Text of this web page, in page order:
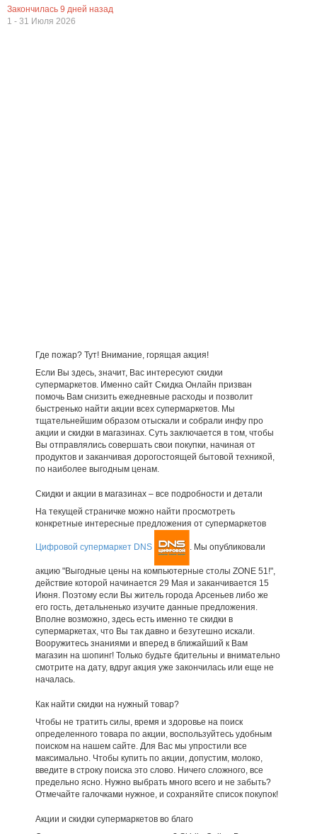
Закончилась 9 дней назад
1 - 31 Июля 2026
Где пожар? Тут! Внимание, горящая акция!
Если Вы здесь, значит, Вас интересуют скидки
супермаркетов. Именно сайт Скидка Онлайн призван
помочь Вам снизить ежедневные расходы и позволит
быстренько найти акции всех супермаркетов. Мы
тщательнейшим образом отыскали и собрали инфу про
акции и скидки в магазинах. Суть заключается в том, чтобы
Вы отправлялись совершать свои покупки, начиная от
продуктов и заканчивая дорогостоящей бытовой техникой,
по наиболее выгодным ценам.
Скидки и акции в магазинах – все подробности и детали
На текущей страничке можно найти просмотреть
конкретные интересные предложения от супермаркетов
Цифровой супермаркет DNS . Мы опубликовали
акцию "Выгодные цены на компьютерные столы ZONE 51!",
действие которой начинается 29 Мая и заканчивается 15
Июня. Поэтому если Вы житель города Арсеньев либо же
его гость, детальненько изучите данные предложения.
Вполне возможно, здесь есть именно те скидки в
супермаркетах, что Вы так давно и безутешно искали.
Вооружитесь знаниями и вперед в ближайший к Вам
магазин на шопинг! Только будьте бдительны и внимательно
смотрите на дату, вдруг акция уже закончилась или еще не
началась.
Как найти скидки на нужный товар?
Чтобы не тратить силы, время и здоровье на поиск
определенного товара по акции, воспользуйтесь удобным
поиском на нашем сайте. Для Вас мы упростили все
максимально. Чтобы купить по акции, допустим, молоко,
введите в строку поиска это слово. Ничего сложного, все
предельно ясно. Нужно выбрать много всего и не забыть?
Отмечайте галочками нужное, и сохраняйте список покупок!
Акции и скидки супермаркетов во благо